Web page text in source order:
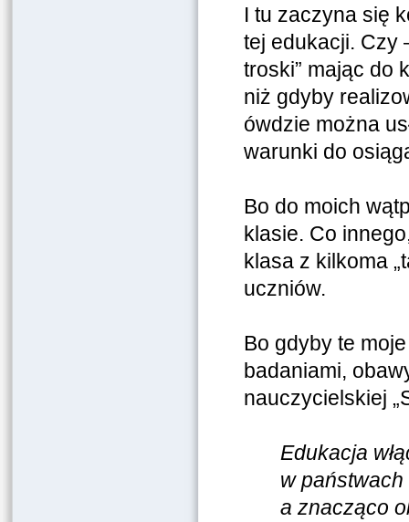
I tu zaczyna się
tej edukacji. Czy
troski” mając do
niż gdyby
ówdzie można
warunki do
Bo do moich
klasie. Co
klasa z kilkoma
uczniów.
Bo gdyby te
badaniami,
nauczycielskiej
Edukacja
w
a znacząco